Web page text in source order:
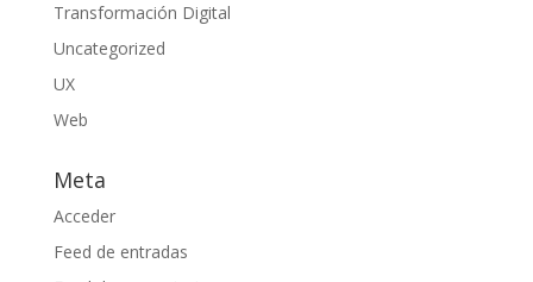
Transformación Digital
Uncategorized
UX
Web
Meta
Acceder
Feed de entradas